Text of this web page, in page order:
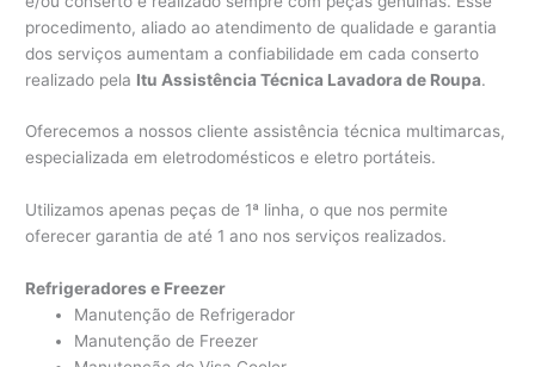
procedimento, aliado ao atendimento de qualidade e garantia
dos serviços aumentam a confiabilidade em cada conserto
realizado pela Itu Assistência Técnica Lavadora de Roupa.
Oferecemos a nossos cliente assistência técnica multimarcas,
especializada em eletrodomésticos e eletro portáteis.
Utilizamos apenas peças de 1ª linha, o que nos permite
oferecer garantia de até 1 ano nos serviços realizados.
Refrigeradores e Freezer
Manutenção de Refrigerador
Manutenção de Freezer